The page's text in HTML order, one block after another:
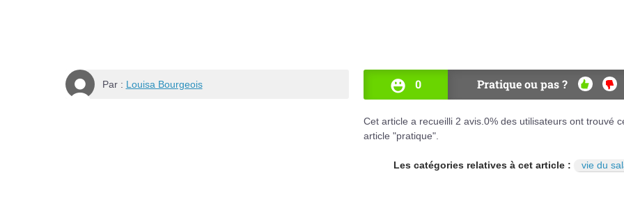
Par : Louisa Bourgeois 0 Pratique ou pas ?
OUI NON
Cet article a recueilli 2 avis. 0% des utilisateurs ont trouvé
article "pratique".
Les catégories relatives à cet article : vie du